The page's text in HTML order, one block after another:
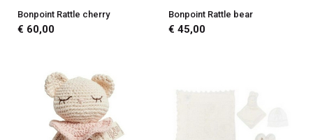
Bonpoint Rattle cherry
€ 60,00
Bonpoint Rattle bear
€ 45,00